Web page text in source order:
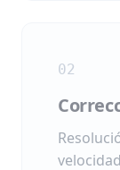
02